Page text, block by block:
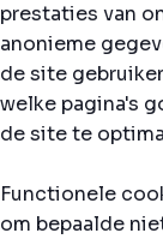
prestaties van
anonieme
de site
welke pagina's
de site te
Functionele
om bepaalde